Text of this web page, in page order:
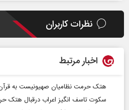
نظرات کاربران
اخبار مرتبط
هتک حرمت نظامیان صهیونیست به
سکوت تاسف انگیز اعراب درقبال هتک